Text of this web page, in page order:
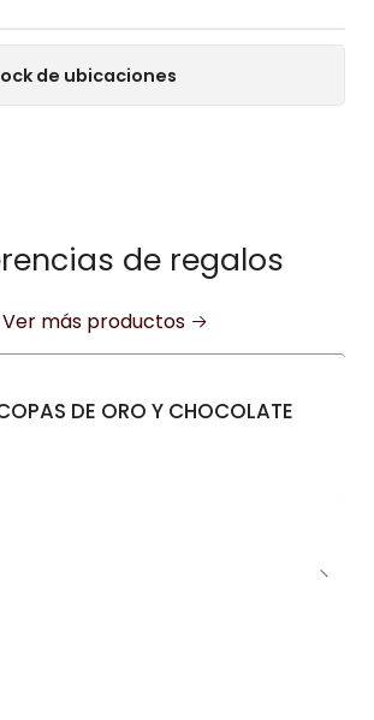
de ubicaciones
de regalos
Ver más productos
DE ORO Y CHOCOLATE